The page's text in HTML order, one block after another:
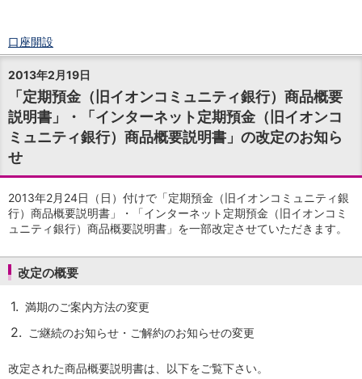
口座開設
ログイン
チャット
メニュー
商品・サービス
預金
円預金
積立式定期預金
外貨預金TOP
外貨定期預金
外貨普通預金積立
投資信託TOP
証券口座開設
NISA
2013年2月19日
「定期預金（旧イオンコミュニティ銀行）商品概要
説明書」・「インターネット定期預金（旧イオンコ
ミュニティ銀行）商品概要説明書」の改定のお知ら
せ
2013年2月24日（日）付けで「定期預金（旧イオンコミュニティ銀
行）商品概要説明書」・「インターネット定期預金（旧イオンコミ
ュニティ銀行）商品概要説明書」を一部改定させていただきます。
改定の概要
1. 満期のご案内方法の変更
2. ご継続のお知らせ・ご解約のお知らせの変更
改定された商品概要説明書は、以下をご覧下さい。